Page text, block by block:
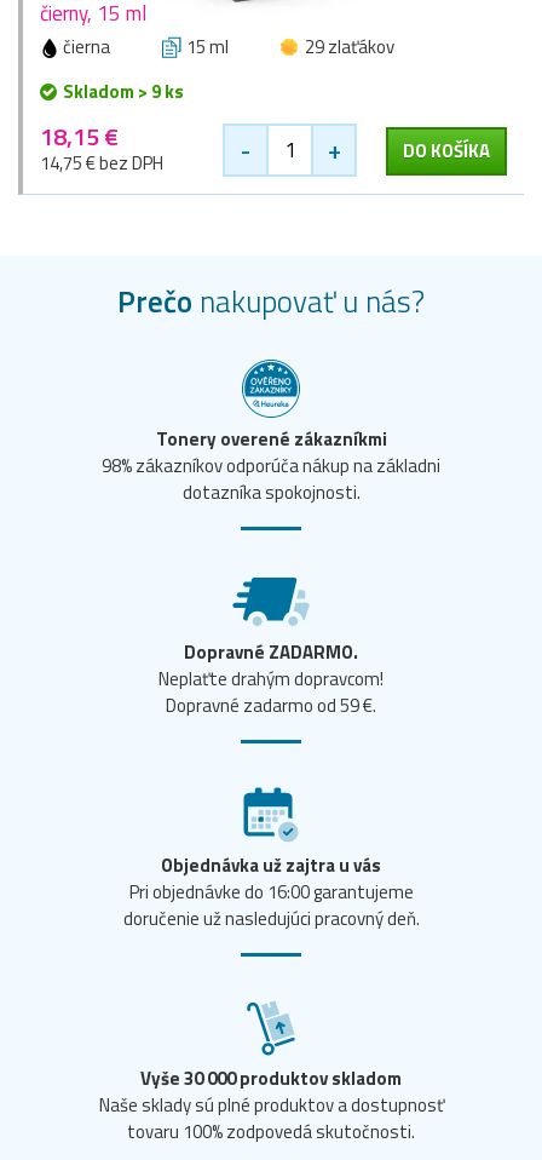
čierny, 15 ml
čierna 15 ml
29 zlaťákov
Skladom > 9 ks
18,15 €
14,75 € bez DPH - + DO KOŠÍKA
Prečo nakupovať u nás?
Tonery overené zákazníkmi
98% zákazníkov odporúča nákup na základni
dotazníka spokojnosti.
Dopravné ZADARMO.
Neplaťte drahým dopravcom!
Dopravné zadarmo od 59 €.
Objednávka už zajtra u vás
Pri objednávke do 16:00 garantujeme
doručenie už nasledujúci pracovný deň.
Vyše 30 000 produktov skladom
Naše sklady sú plné produktov a dostupnosť
tovaru 100% zodpovedá skutočnosti.